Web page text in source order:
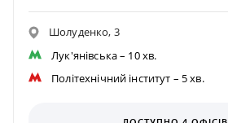
Шолуденко, 3
Лук'янівська– 10 хв.
Політехнічний інститут – 5 хв.